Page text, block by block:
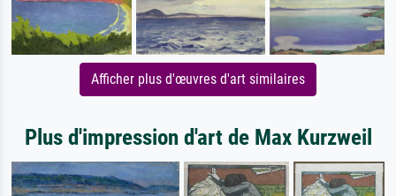
Afficher plus d'œuvres d'art similaires
Plus d'impression d'art de Max Kurzweil